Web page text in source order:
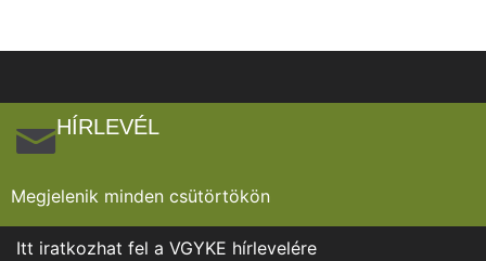
HÍRLEVÉL
Megjelenik minden csütörtökön
Itt iratkozhat fel a VGYKE hírlevelére